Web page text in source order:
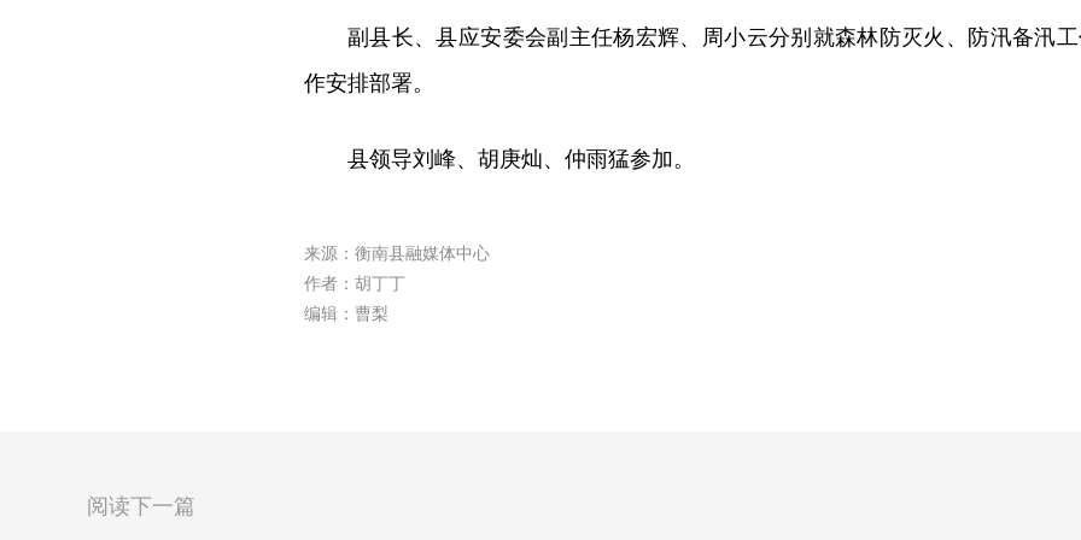
副县长、县应安委会副主任杨宏辉、周小云分别就森林防灭火、防汛备汛
作安排部署。
县领导刘峰、胡庚灿、仲雨猛参加。
来源：衡南县融媒体中心
作者：胡丁丁
编辑：曹梨
阅读下一篇